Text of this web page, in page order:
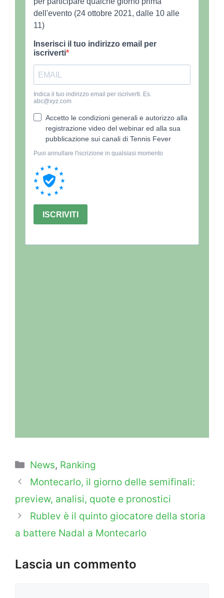
Categorie
News, Ranking
Montecarlo, il giorno delle semifinali:
preview, analisi, quote e pronostici
Rublev è il quinto giocatore della storia
a battere Nadal a Montecarlo
Lascia un commento